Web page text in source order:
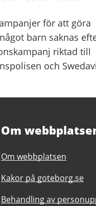
för att göra
barn saknas
riktad till
och
Om
Om webbplatsen
Kakor på goteborg.se
Behandling av